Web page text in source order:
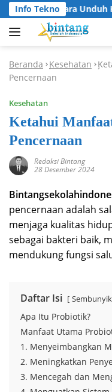
Langsung
ke
konten
Info TeknoCara Unduh
Beranda -Kesehatan -
Pencernaan
Kesehatan
Ketahui
Pencernaan
Redaksi Bintang
28 Desember 2024
pencernaan adalah
menjaga kualitas
sebagai bakteri baik,
mendukung fungsi
Daftar Isi
Apa Itu Probiotik?
Manfaat Utama
1. Menyeimbangkan
2. Meningkatkan
3. Mencegah dan